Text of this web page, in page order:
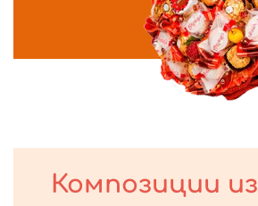
Композиции из